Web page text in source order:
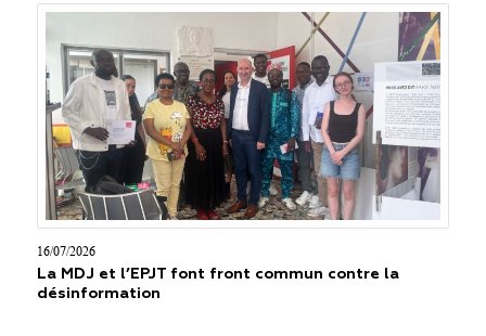
16/07/2026
La MDJ et l’EPJT font front commun contre la
désinformation